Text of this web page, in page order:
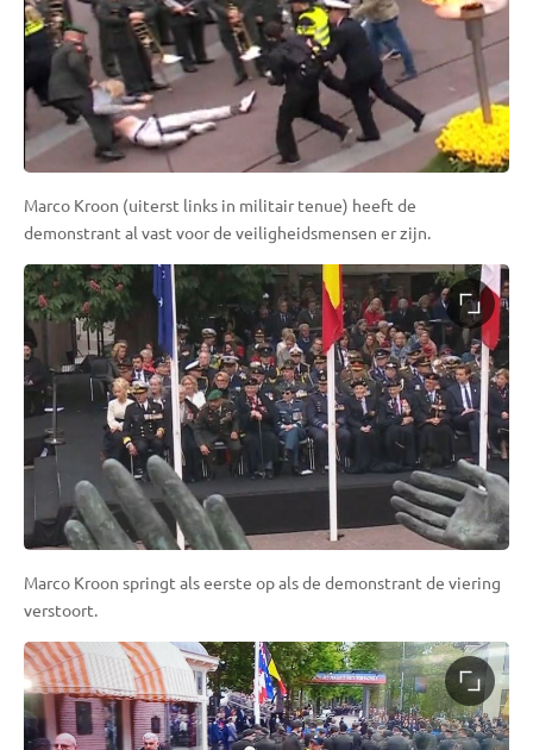
Marco Kroon (uiterst links in militair tenue) heeft de
demonstrant al vast voor de veiligheidsmensen er zijn.
Marco Kroon springt als eerste op als de demonstrant de viering
verstoort.